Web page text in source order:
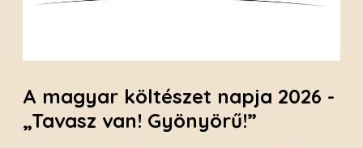
A magyar költészet napja 2026 -
„Tavasz van! Gyönyörű!”